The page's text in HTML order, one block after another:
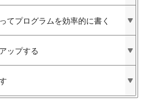
て​プログラムを​効率的に​書く
ップする